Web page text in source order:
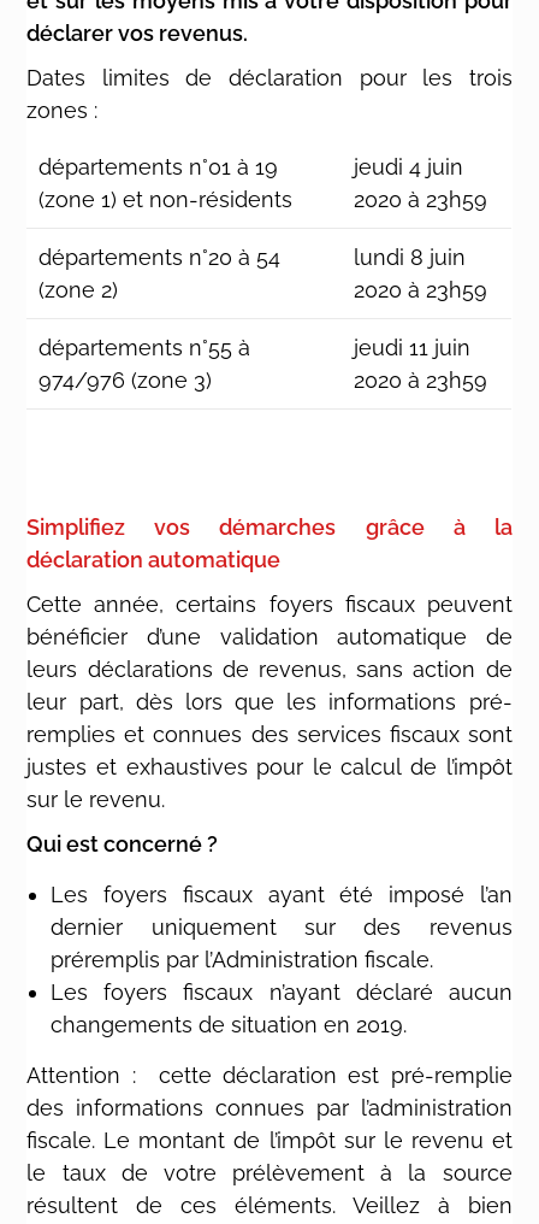
déclarer vos revenus.
Dates limites de déclaration pour les trois
zones :
départements n°01 à 19
(zone 1) et non-résidents
jeudi 4 juin
2020 à 23h59
départements n°20 à 54
(zone 2)
lundi 8 juin
2020 à 23h59
départements n°55 à
974/976 (zone 3)
jeudi 11 juin
2020 à 23h59
Simplifiez vos démarches grâce à la
déclaration automatique
Cette année, certains foyers fiscaux peuvent
bénéficier d’une validation automatique de
leurs déclarations de revenus, sans action de
leur part, dès lors que les informations pré-
remplies et connues des services fiscaux sont
justes et exhaustives pour le calcul de l’impôt
sur le revenu.
Qui est concerné ?
Les foyers fiscaux ayant été imposé l’an
dernier uniquement sur des revenus
préremplis par l’Administration fiscale.
Les foyers fiscaux n’ayant déclaré aucun
changements de situation en 2019.
Attention : cette déclaration est pré-remplie
des informations connues par l’administration
fiscale. Le montant de l’impôt sur le revenu et
le taux de votre prélèvement à la source
résultent de ces éléments. Veillez à bien